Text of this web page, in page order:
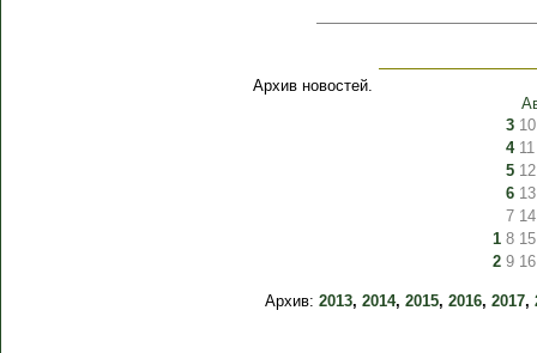
Архив новостей.
3 10
4 11
5 12
6 13
7 14
1 8 15
2 9 16
Архив:2013,2014,2015,2016,2017,